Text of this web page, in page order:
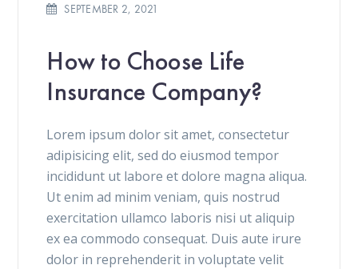
SEPTEMBER 2, 2021
How to Choose Life
Insurance Company?
Lorem ipsum dolor sit amet, consectetur
adipisicing elit, sed do eiusmod tempor
incididunt ut labore et dolore magna aliqua.
Ut enim ad minim veniam, quis nostrud
exercitation ullamco laboris nisi ut aliquip
ex ea commodo consequat. Duis aute irure
dolor in reprehenderit in voluptate velit